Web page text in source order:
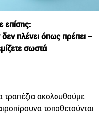
επίσης:
πλένει όπως πρέπει –
σωστά
τραπέζια ακολουθούμε
τοποθετούνται